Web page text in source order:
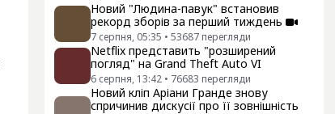
Новий "Людина-павук" встановив
рекорд зборів за перший тиждень
7 серпня, 05:35 • 53687 перегляди
Netflix представить "розширений
погляд" на Grand Theft Auto VI
6 серпня, 13:42 • 76683 перегляди
Новий кліп Аріани Гранде знову
спричинив дискусії про її зовнішність